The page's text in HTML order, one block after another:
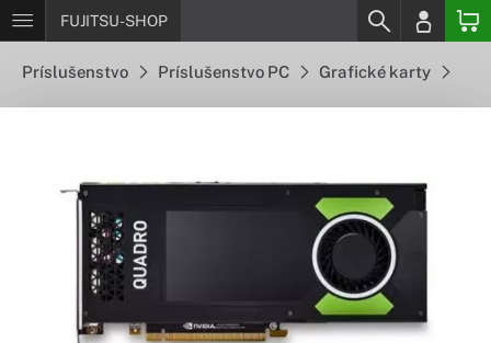
FUJITSU-SHOP
Príslušenstvo Príslušenstvo PC Grafické karty